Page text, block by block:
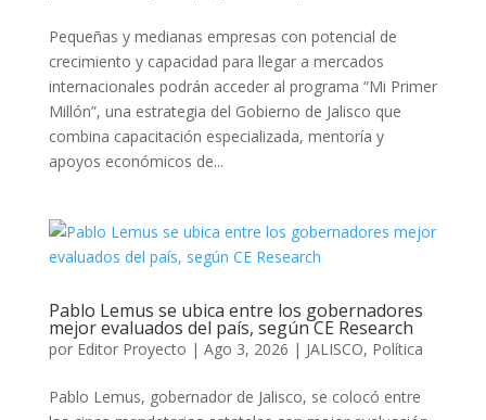
Pequeñas y medianas empresas con potencial de
crecimiento y capacidad para llegar a mercados
internacionales podrán acceder al programa “Mi Primer
Millón”, una estrategia del Gobierno de Jalisco que
combina capacitación especializada, mentoría y
apoyos económicos de...
Pablo Lemus se ubica entre los gobernadores
mejor evaluados del país, según CE Research
por Editor Proyecto | Ago 3, 2026 | JALISCO, Política
Pablo Lemus, gobernador de Jalisco, se colocó entre